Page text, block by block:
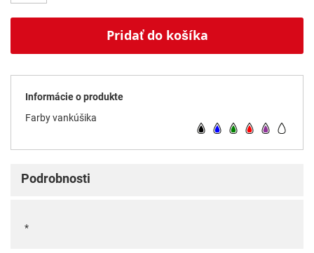
Pridať do košíka
Informácie o produkte
Farby vankúšika
Podrobnosti
*